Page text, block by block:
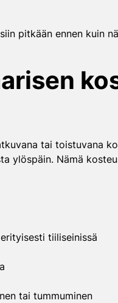
pitkään ennen kuin
tai toistuvana
ylöspäin. Nämä
tiiliseinissä
tai tummuminen